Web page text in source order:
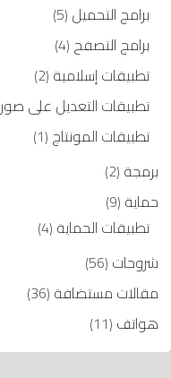
برامج التحميل (5)
برامج التصفح (4)
تطبيقات إسلامية (2)
تطبيقات التعديل على صور
تطبيقات المونتاج (1)
برمجة (2)
حماية (9)
تطبيقات الحماية (4)
شروحات (56)
مقالات مستضافة (36)
هواتف (11)